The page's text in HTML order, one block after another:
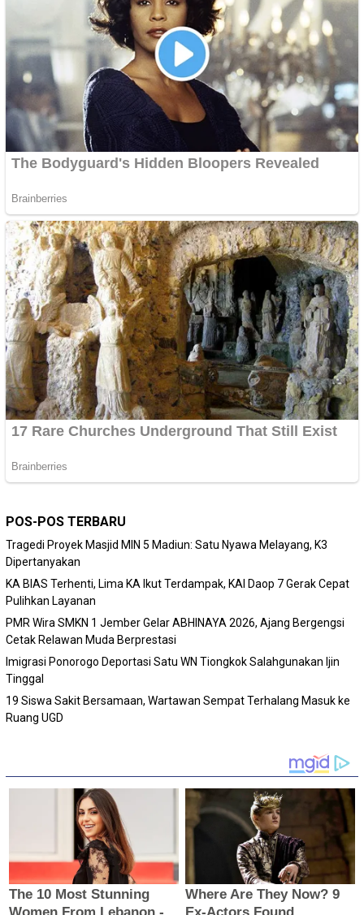
POS-POS TERBARU
Tragedi Proyek Masjid MIN 5 Madiun: Satu Nyawa Melayang, K3
Dipertanyakan
KA BIAS Terhenti, Lima KA Ikut Terdampak, KAI Daop 7 Gerak Cepat
Pulihkan Layanan
PMR Wira SMKN 1 Jember Gelar ABHINAYA 2026, Ajang Bergengsi
Cetak Relawan Muda Berprestasi
Imigrasi Ponorogo Deportasi Satu WN Tiongkok Salahgunakan Ijin
Tinggal
19 Siswa Sakit Bersamaan, Wartawan Sempat Terhalang Masuk ke
Ruang UGD